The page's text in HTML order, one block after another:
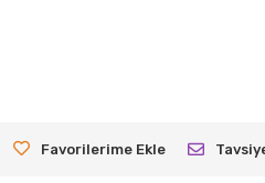
Favorilerime Ekle